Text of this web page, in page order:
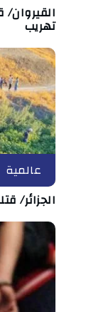
تهريب
عالمية
الجزائر/